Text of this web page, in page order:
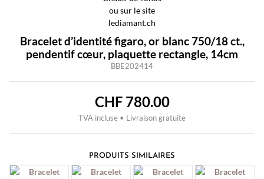
Bracelet d’identité figaro, or blanc 750/18 ct.,
pendentif cœur, plaquette rectangle, 14cm
BBE202414
CHF780.00
TVA incluse • Livraison gratuite
PRODUITS SIMILAIRES